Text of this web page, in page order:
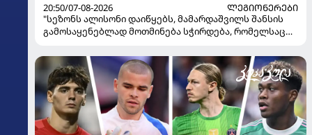
20:50/07-08-2026
ᲚᲔᲒᲘᲝᲜᲔᲠᲔᲑᲘ
"სეზონს ალისონი დაიწყებს, მამარდაშვილს შანსის
გამოსაყენებლად მოთმინება სჭირდება, რომელსაც
ყოფილმა მეკარემ